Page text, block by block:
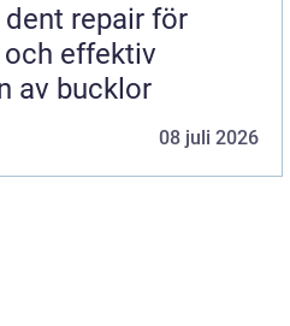
repair för
effektiv
av bucklor
08 juli 2026